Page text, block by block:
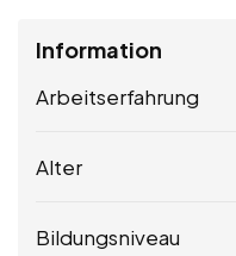
Information
Arbeitserfahrung
Alter
Bildungsniveau